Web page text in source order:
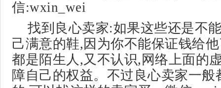
信:wxin_wei
找到良心卖家:如果这些还是不
己满意的鞋,因为你不能保证钱给
都是陌生人,又不认识,网络上面的
障自己的权益。不过良心卖家一般